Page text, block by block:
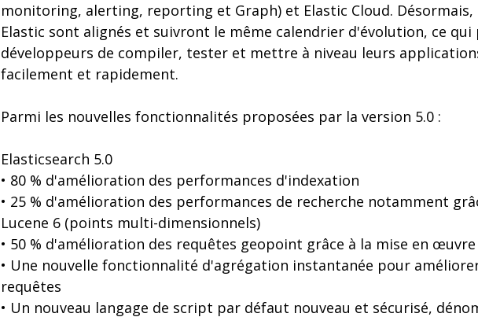
monitoring, alerting, reporting et Graph) et Elastic Cloud.
Elastic sont alignés et suivront le même calendrier d'évolution, ce
développeurs de compiler, tester et mettre à niveau leurs
facilement et rapidement.
Parmi les nouvelles fonctionnalités proposées par la version 5.0 :
Elasticsearch 5.0
• 80 % d'amélioration des performances d'indexation
• 25 % d'amélioration des performances de recherche notamment
Lucene 6 (points multi-dimensionnels)
• 50 % d'amélioration des requêtes geopoint grâce à la mise en
• Une nouvelle fonctionnalité d'agrégation instantanée pour
requêtes
• Un nouveau langage de script par défaut nouveau et sécurisé,